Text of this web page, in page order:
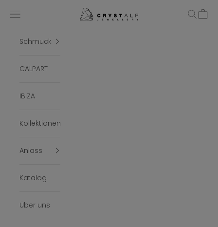
crystalpjewelry
Menü Suchen
Schmuck
CALPART
IBIZA
Kollektionen
Anlass
Katalog
Über uns